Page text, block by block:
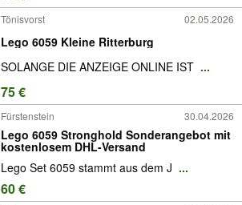
Tönisvorst 02.05.2026
Lego 6059 Kleine Ritterburg
SOLANGE DIE ANZEIGE ONLINE IST ...
75 €
Fürstenstein 30.04.2026
Lego 6059 Stronghold Sonderangebot mit
kostenlosem DHL-Versand
Lego Set 6059 stammt aus dem J ...
60 €